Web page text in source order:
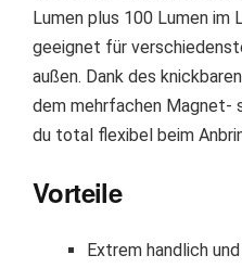
Lumen plus 100 Lumen
geeignet für
außen. Dank des
dem mehrfachen Magnet-
du total flexibel beim
Vorteile
Extrem handlich